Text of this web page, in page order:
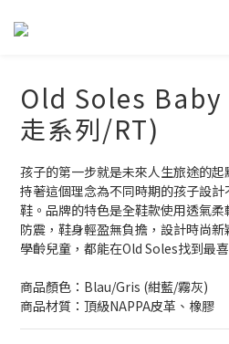
Old Soles Baby
走系列/RT)
孩子的第一步就是未來人生旅途的
持著這個理念為不同時期的孩子設
鞋。品牌的特色是全鞋款使用透氣
防震，鞋身輕盈無負擔，設計時尚
學齡兒童，都能在Old Soles找到最
商品顏色：Blau/Gris (紺藍/霧灰)
商品材質：頂級NAPPA皮革、橡膠